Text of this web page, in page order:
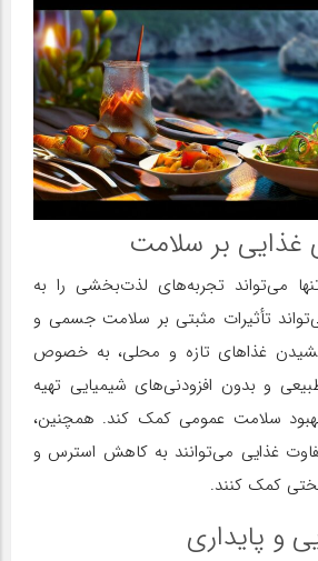
غذایی بر سلامت
می‌تواند تجربه‌های لذت‌بخشی را به
تأثیرات مثبتی بر سلامت جسمی و
غذاهای تازه و محلی، به خصوص
و بدون افزودنی‌های شیمیایی تهیه
بهبود سلامت عمومی کمک کند. همچنین،
غذایی می‌توانند به کاهش استرس و
کمک کنند.
و پایداری